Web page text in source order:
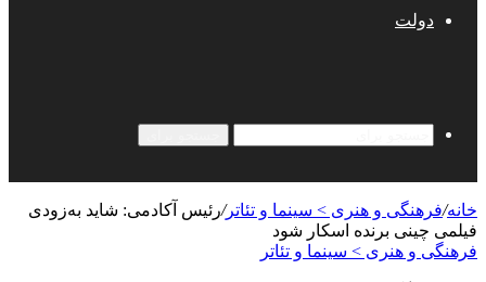
دولت
خانه/فرهنگی و هنری > سینما و تئاتر/رئیس آکادمی: شاید به‌زودی
فیلمی چینی برنده اسکار شود
فرهنگی و هنری > سینما و تئاتر